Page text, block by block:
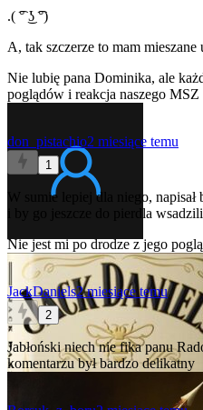
.( ͡° ͜ʖ ͡°)
A, tak szczerze to mam mieszane
Nie lubię pana Dominika, ale
poglądów i reakcja naszego
don_pistachio2 miesiące temu
1
W sumie lepiej dla niego,
i by go jeszcze do pierdla
Nie jest mi po drodze z jego
JackDaniels2 miesiące temu
2
Jabłoński niech nie fika panu
komentarzu był bardzo delikatny